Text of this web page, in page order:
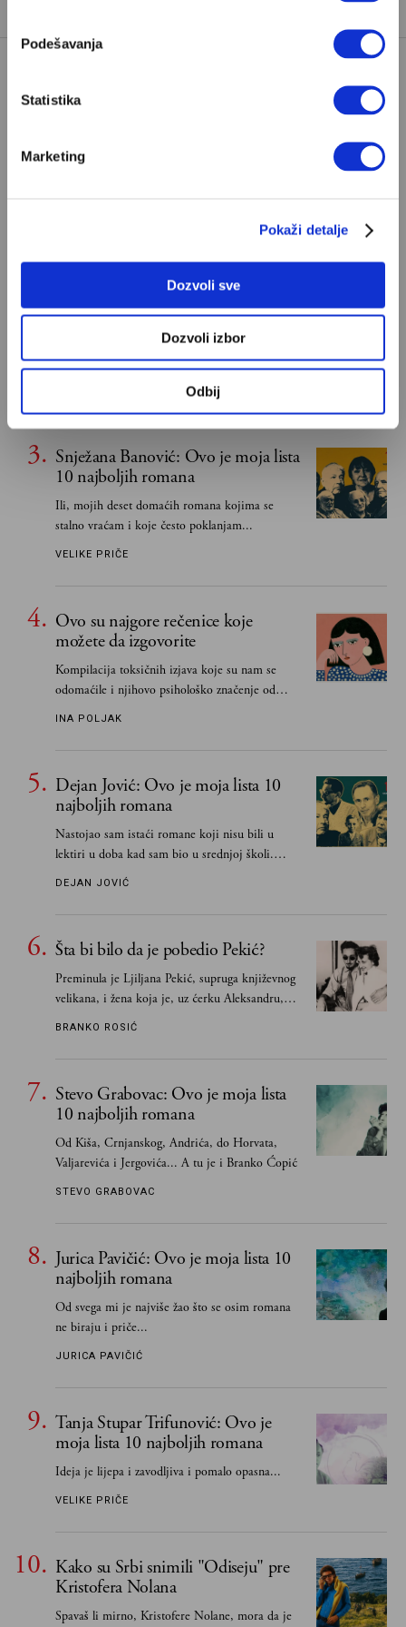
Podešavanja
Statistika
Marketing
Pokaži detalje
Dozvoli sve
Dozvoli izbor
Odbij
Ivan Lalić: Ovo je moja lista 10
najboljih romana
Odisej je u stvari negativac
Umesto heroja Trojanskog rata dobili smo
antiratnog heroja koji, uviđajući svoje greške i
važnije od svih ratova, slave, novca, herojstva,
Snježana Banović: Ovo je moja lista
10 najboljih romana
Ili, mojih deset domaćih romana kojima se
stalno vraćam i koje često poklanjam...
VELIKE PRIČE
Ovo su najgore rečenice koje
možete da izgovorite
Kompilacija toksičnih izjava koje su nam se
odomaćile i njihovo psihološko značenje od
INA POLJAK
Dejan Jović: Ovo je moja lista 10
najboljih romana
Nastojao sam istaći romane koji nisu bili u
lektiri u doba kad sam bio u srednjoj školi.
Smatrao sam da su "klasici" već dovoljno
DEJAN JOVIĆ
Šta bi bilo da je pobedio Pekić?
Preminula je Ljiljana Pekić, supruga književnog
velikana, i žena koja je, uz ćerku Aleksandru,
vodila računa o zaostavštini pisca. Ovu priču o
poznavale
BRANKO ROSIĆ
Stevo Grabovac: Ovo je moja lista
10 najboljih romana
Od Kiša, Crnjanskog, Andrića, do Horvata,
Valjarevića i Jergovića... A tu je i Branko Ćopić
STEVO GRABOVAC
Jurica Pavičić: Ovo je moja lista 10
najboljih romana
Od svega mi je najviše žao što se osim romana
ne biraju i priče...
JURICA PAVIČIĆ
Tanja Stupar Trifunović: Ovo je
moja lista 10 najboljih romana
Ideja je lijepa i zavodljiva i pomalo opasna...
VELIKE PRIČE
Kako su Srbi snimili "Odiseju" pre
Kristofera Nolana
Spavaš li mirno, Kristofere Nolane, mora da je